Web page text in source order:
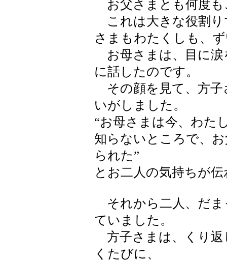
お父さまとも何度も
これは大きな役割り
さまもわたくしも、
お母さまは、目に涙
に話したのです。
その顔を見て、方子
いがしました。
“お母さまは今、わた
知らないところで、
られた”
とお二人の気持ちが
それから二人、だま
ていました。
方子さまは、くり返
くたびに、